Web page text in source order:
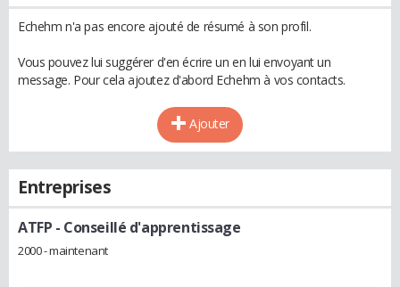
Echehm n'a pas encore ajouté de résumé à son profil.
Vous pouvez lui suggérer d'en écrire un en lui envoyant un
message. Pour cela ajoutez d'abord Echehm à vos contacts.
Ajouter
Entreprises
ATFP - Conseillé d'apprentissage
2000 - maintenant